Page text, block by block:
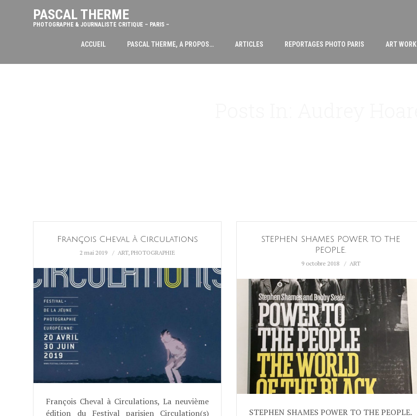
PASCAL THERME
PHOTOGRAPHE & JOURNALISTE CRITIQUE – PARIS –
ACCUEIL PASCAL THERME, A PROPOS… ARTICLES REPORTAGES PHOTO PARIS ART WORK
François Cheval à Circulations
2 mai 2019 ART, PHOTOGRAPHIE
François Cheval à Circulations, La neuvième
édition du Festival parisien Circulation(s)
STEPHEN SHAMES POWER TO THE
PEOPLE.
9 octobre 2018 ART
STEPHEN SHAMES POWER TO THE PEOPLE.